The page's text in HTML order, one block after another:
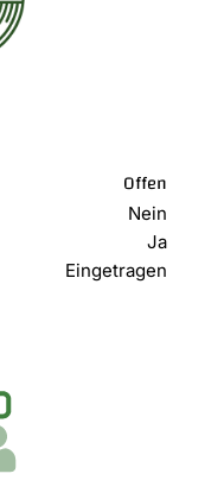
Offen
Nein
Ja
Eingetragen